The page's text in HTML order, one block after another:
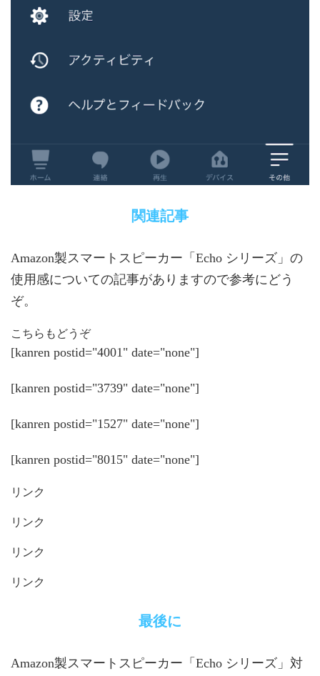
関連記事
Amazon製スマートスピーカー「Echo シリーズ」の
使用感についての記事がありますので参考にどう
ぞ。
こちらもどうぞ
[kanren postid="4001" date="none"]
[kanren postid="3739" date="none"]
[kanren postid="1527" date="none"]
[kanren postid="8015" date="none"]
リンク
リンク
リンク
リンク
最後に
Amazon製スマートスピーカー「Echo シリーズ」対